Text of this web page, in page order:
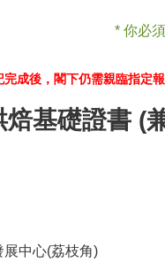
* 你必
成後，閣下仍需親臨指定
焙基礎證書 (
展中心(荔枝角)